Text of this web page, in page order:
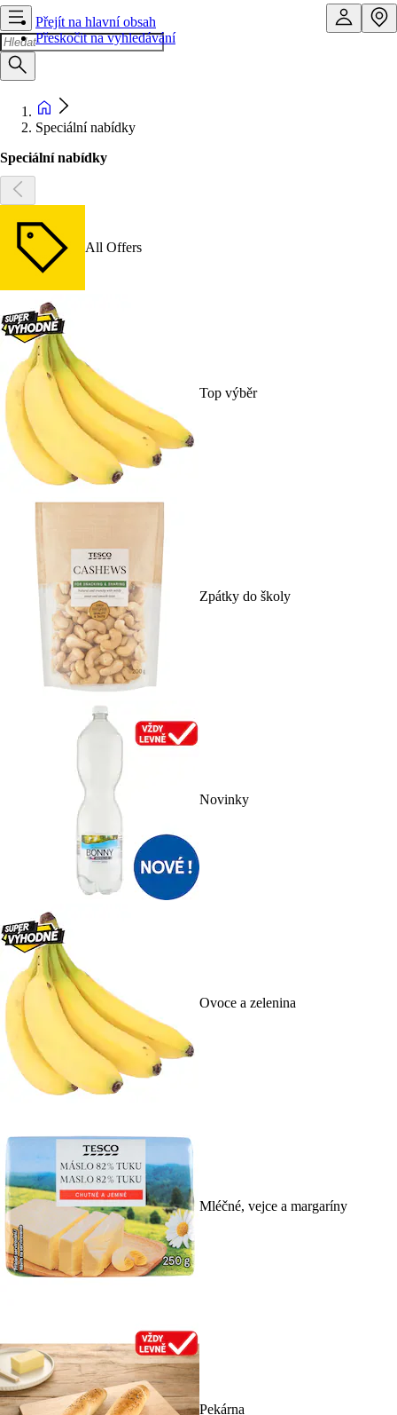
Přejít na hlavní obsah
Přeskočit na vyhledávání
Speciální nabídky
Speciální nabídky
All Offers
Top výběr
Zpátky do školy
Novinky
Ovoce a zelenina
Mléčné, vejce a margaríny
Pekárna